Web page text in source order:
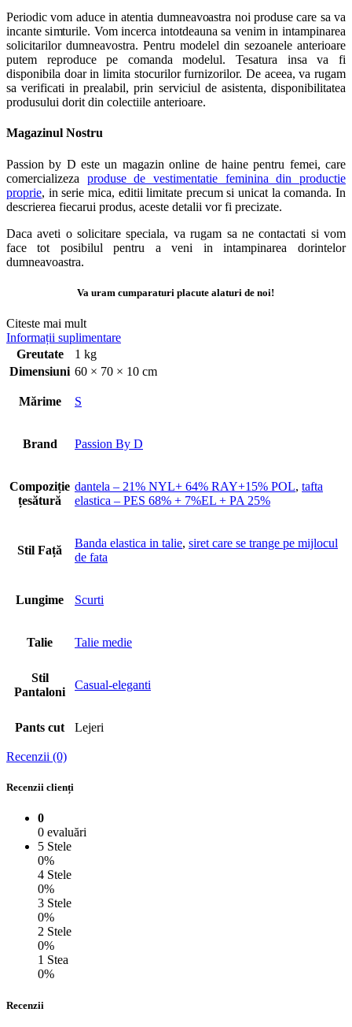
Periodic vom aduce in atentia dumneavoastra noi produse care sa va
incante simturile. Vom incerca intotdeauna sa venim in intampinarea
solicitarilor dumneavostra. Pentru modelel din sezoanele anterioare
putem reproduce pe comanda modelul. Tesatura insa va fi
disponibila doar in limita stocurilor furnizorilor. De aceea, va rugam
sa verificati in prealabil, prin serviciul de asistenta, disponibilitatea
produsului dorit din colectiile anterioare.
Magazinul Nostru
Passion by D este un magazin online de haine pentru femei, care
comercializeza produse de vestimentatie feminina din productie
proprie, in serie mica, editii limitate precum si unicat la comanda. In
descrierea fiecarui produs, aceste detalii vor fi precizate.
Daca aveti o solicitare speciala, va rugam sa ne contactati si vom
face tot posibilul pentru a veni in intampinarea dorintelor
dumneavoastra.
Va uram cumparaturi placute alaturi de noi!
Citeste mai mult
Informații suplimentare
Greutate
1 kg
Dimensiuni 60 × 70 × 10 cm
Mărime S
Brand Passion By D
Compoziție
țesătură
dantela – 21% NYL+ 64% RAY+15% POL, tafta
elastica – PES 68% + 7%EL + PA 25%
Stil Față
Banda elastica in talie, siret care se trange pe mijlocul
de fata
Lungime Scurti
Talie Talie medie
Stil
Pantaloni
Casual-eleganti
Pants cut Lejeri
Recenzii (0)
Recenzii clienți
0
0 evaluări
5 Stele
0%
4 Stele
0%
3 Stele
0%
2 Stele
0%
1 Stea
0%
Recenzii